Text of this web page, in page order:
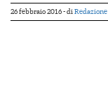
26 febbraio 2016- di Redazione